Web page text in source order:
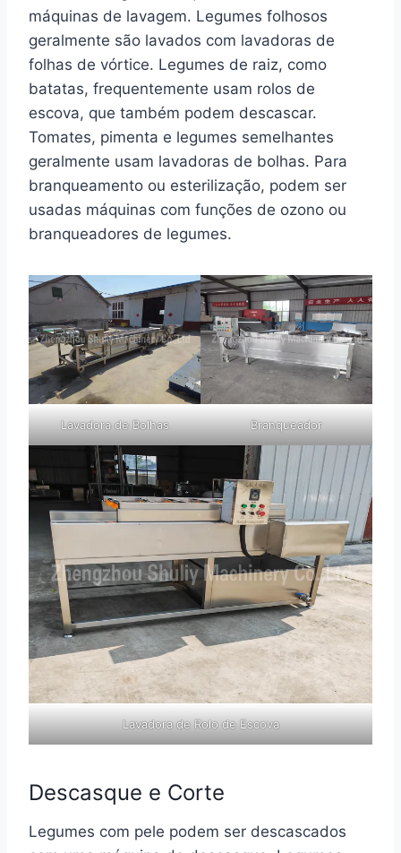
máquinas de lavagem. Legumes folhosos
geralmente são lavados com lavadoras de
folhas de vórtice. Legumes de raiz, como
batatas, frequentemente usam rolos de
escova, que também podem descascar.
Tomates, pimenta e legumes semelhantes
geralmente usam lavadoras de bolhas. Para
branqueamento ou esterilização, podem ser
usadas máquinas com funções de ozono ou
branqueadores de legumes.
Lavadora de Bolhas Branqueador
Lavadora de Rolo de Escova
Descasque e Corte
Legumes com pele podem ser descascados